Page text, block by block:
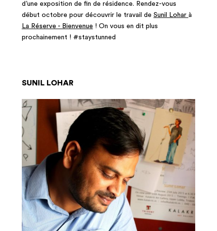
d’une exposition de fin de résidence. Rendez-vous
début octobre pour découvrir le travail de Sunil Lohar à
La Réserve - Bienvenue ! On vous en dit plus
prochainement ! #staystunned
SUNIL LOHAR